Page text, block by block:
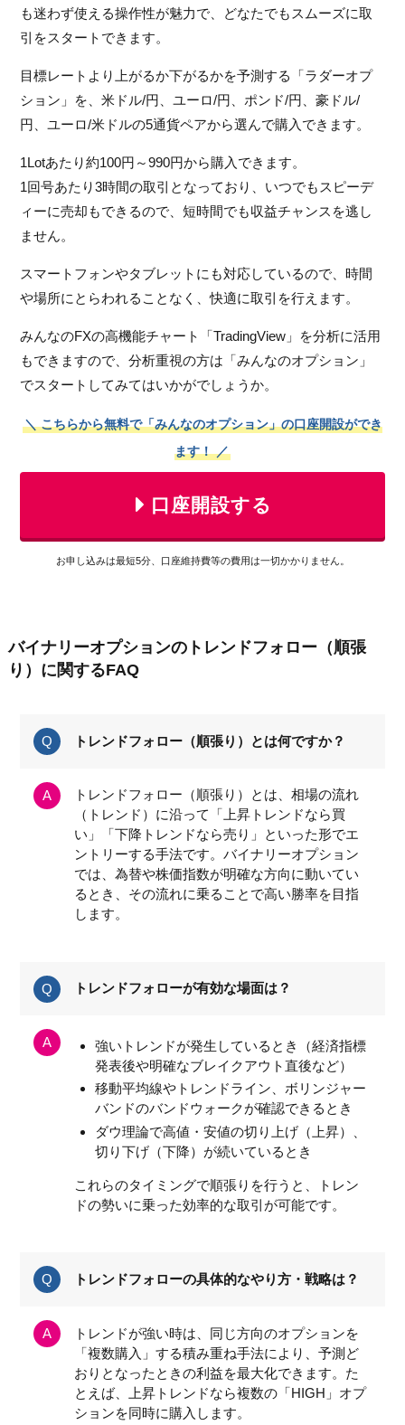
も迷わず使える操作性が魅力で、どなたでもスムーズに取
引をスタートできます。
目標レートより上がるか下がるかを予測する「ラダーオプ
ション」を、米ドル/円、ユーロ/円、ポンド/円、豪ドル/
円、ユーロ/米ドルの5通貨ペアから選んで購入できます。
1Lotあたり約100円～990円から購入できます。
1回号あたり3時間の取引となっており、いつでもスピーデ
ィーに売却もできるので、短時間でも収益チャンスを逃し
ません。
スマートフォンやタブレットにも対応しているので、時間
や場所にとらわれることなく、快適に取引を行えます。
みんなのFXの高機能チャート「TradingView」を分析に活用
もできますので、分析重視の方は「みんなのオプション」
でスタートしてみてはいかがでしょうか。
＼ こちらから無料で「みんなのオプション」の口座開設ができ
ます！ ／
口座開設する
お申し込みは最短5分、口座維持費等の費用は一切かかりません。
バイナリーオプションのトレンドフォロー（順張
り）に関するFAQ
トレンドフォロー（順張り）とは何ですか？
トレンドフォロー（順張り）とは、相場の流れ
（トレンド）に沿って「上昇トレンドなら買
い」「下降トレンドなら売り」といった形でエ
ントリーする手法です。バイナリーオプション
では、為替や株価指数が明確な方向に動いてい
るとき、その流れに乗ることで高い勝率を目指
します。
トレンドフォローが有効な場面は？
強いトレンドが発生しているとき（経済指標
発表後や明確なブレイクアウト直後など）
移動平均線やトレンドライン、ボリンジャー
バンドのバンドウォークが確認できるとき
ダウ理論で高値・安値の切り上げ（上昇）、
切り下げ（下降）が続いているとき
これらのタイミングで順張りを行うと、トレン
ドの勢いに乗った効率的な取引が可能です。
トレンドフォローの具体的なやり方・戦略は？
トレンドが強い時は、同じ方向のオプションを
「複数購入」する積み重ね手法により、予測ど
おりとなったときの利益を最大化できます。た
とえば、上昇トレンドなら複数の「HIGH」オプ
ションを同時に購入します。